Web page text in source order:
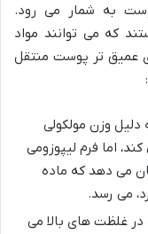
به شمار می رود.
که می توانند مواد
عمیق تر پوست منتقل
دلیل وزن مولکولی
اما فرم لیپوزومی
می دهد که ماده
می رسد.
در غلظت های بالا می